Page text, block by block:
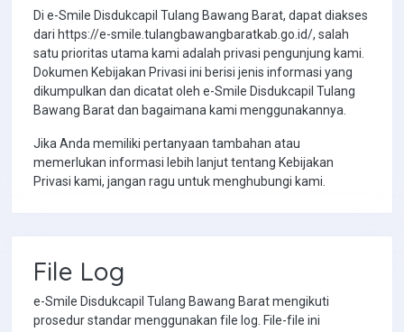
Di e-Smile Disdukcapil Tulang Bawang Barat, dapat diakses
dari https://e-smile.tulangbawangbaratkab.go.id/, salah
satu prioritas utama kami adalah privasi pengunjung kami.
Dokumen Kebijakan Privasi ini berisi jenis informasi yang
dikumpulkan dan dicatat oleh e-Smile Disdukcapil Tulang
Bawang Barat dan bagaimana kami menggunakannya.
Jika Anda memiliki pertanyaan tambahan atau
memerlukan informasi lebih lanjut tentang Kebijakan
Privasi kami, jangan ragu untuk menghubungi kami.
File Log
e-Smile Disdukcapil Tulang Bawang Barat mengikuti
prosedur standar menggunakan file log. File-file ini